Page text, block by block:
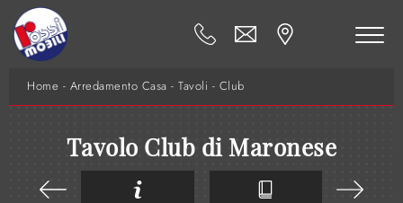
Home - Arredamento Casa - Tavoli - Club
Tavolo Club di Maronese